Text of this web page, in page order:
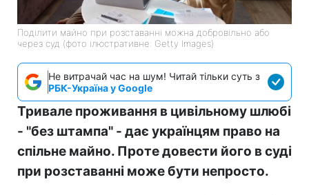
Поділити майно при розставанні можна добровільно або
через суд (фото ілюстративне: Getty Images)
Не витрачай час на шум! Читай тільки суть з
РБК-Україна у Google
Тривале проживання в цивільному шлюбі
- "без штампа" - дає українцям право на
спільне майно. Проте довести його в суді
при розставанні може бути непросто.